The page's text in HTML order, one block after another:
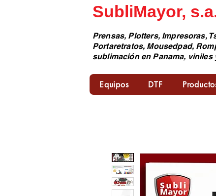
SubliMayor,
Prensas, Plotters, Impresoras,
Portaretratos, Mousedpad,
sublimación en Panama, viniles
Equipos DTF